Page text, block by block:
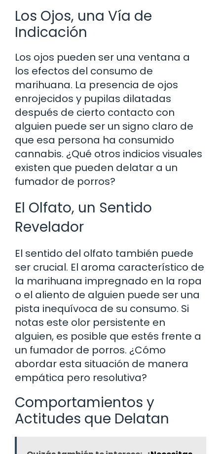
Los Ojos, una Vía de
Indicación
Los ojos pueden ser una ventana a
los efectos del consumo de
marihuana. La presencia de ojos
enrojecidos y pupilas dilatadas
después de cierto contacto con
alguien puede ser un signo claro de
que esa persona ha consumido
cannabis. ¿Qué otros indicios visuales
existen que pueden delatar a un
fumador de porros?
El Olfato, un Sentido
Revelador
El sentido del olfato también puede
ser crucial. El aroma característico de
la marihuana impregnado en la ropa
o el aliento de alguien puede ser una
pista inequívoca de su consumo. Si
notas este olor persistente en
alguien, es posible que estés frente a
un fumador de porros. ¿Cómo
abordar esta situación de manera
empática pero resolutiva?
Comportamientos y
Actitudes que Delatan